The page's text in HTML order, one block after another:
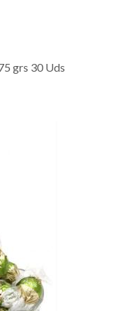
grs 30 Uds